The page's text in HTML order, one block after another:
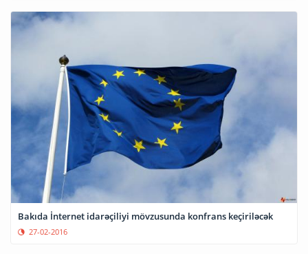
Bakıda İnternet idarəçiliyi mövzusunda konfrans keçiriləcək
27-02-2016